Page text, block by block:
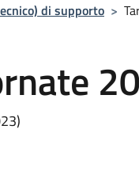
di supporto >